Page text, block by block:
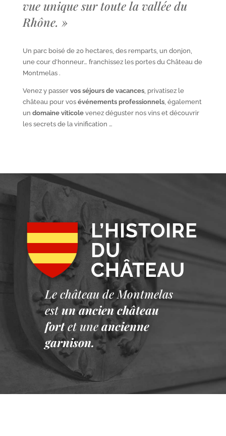
vue unique sur toute la vallée du
Rhône. »
Un parc boisé de 20 hectares, des remparts, un donjon,
une cour d’honneur… franchissez les portes du Château de
Montmelas .
Venez y passer vos séjours de vacances, privatisez le
château pour vos événements professionnels, également
un domaine viticolevenez déguster nos vins et découvrir
les secrets de la vinification …
L’HISTOIRE
DU
CHÂTEAU
Le château de Montmelas
est un ancien château
fort et une ancienne
garnison.